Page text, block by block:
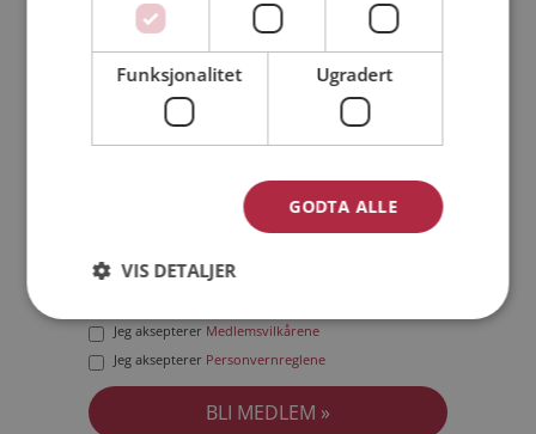
Jeg er en: Mann Kvinne
Min alder:
Jeg aksepterer Medlemsvilkårene
Jeg aksepterer Personvernreglene
Funksjonalitet Ugradert
GODTA ALLE
VIS DETALJER